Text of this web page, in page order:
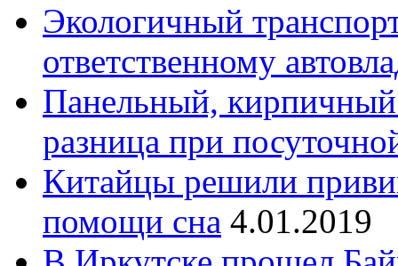
Экологичный
ответственному
Панельный,
разница при
Китайцы решили
помощи сна 4.01.2019